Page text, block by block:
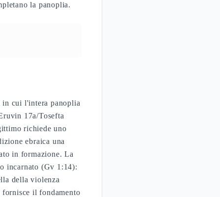
la panoplia.
in cui l'intera panoplia
17a/Tosefta
richiede uno
ebraica una
in formazione. La
incarnato (Gv 1:14):
della violenza
il fondamento